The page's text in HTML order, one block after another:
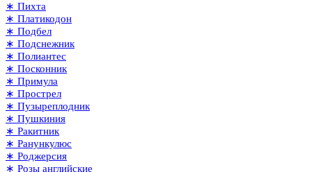
∗ Пихта
∗ Платикодон
∗ Подбел
∗ Подснежник
∗ Полиантес
∗ Посконник
∗ Примула
∗ Прострел
∗ Пузыреплодник
∗ Пушкиния
∗ Ракитник
∗ Ранункулюс
∗ Роджерсия
∗ Розы английские